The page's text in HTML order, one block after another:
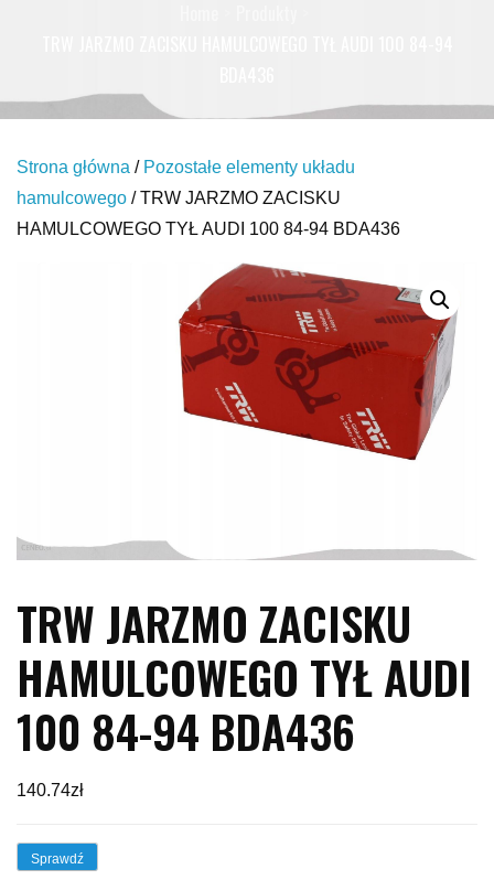
Strona główna / Pozostałe elementy układu
hamulcowego / TRW JARZMO ZACISKU
HAMULCOWEGO TYŁ AUDI 100 84-94 BDA436
TRW JARZMO ZACISKU
HAMULCOWEGO TYŁ AUDI
100 84-94 BDA436
140.74zł
Sprawdź